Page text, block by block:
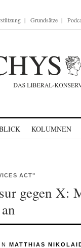
Grundsätze
KOLUMNEN
ACT"
gegen X:
MATTHIAS